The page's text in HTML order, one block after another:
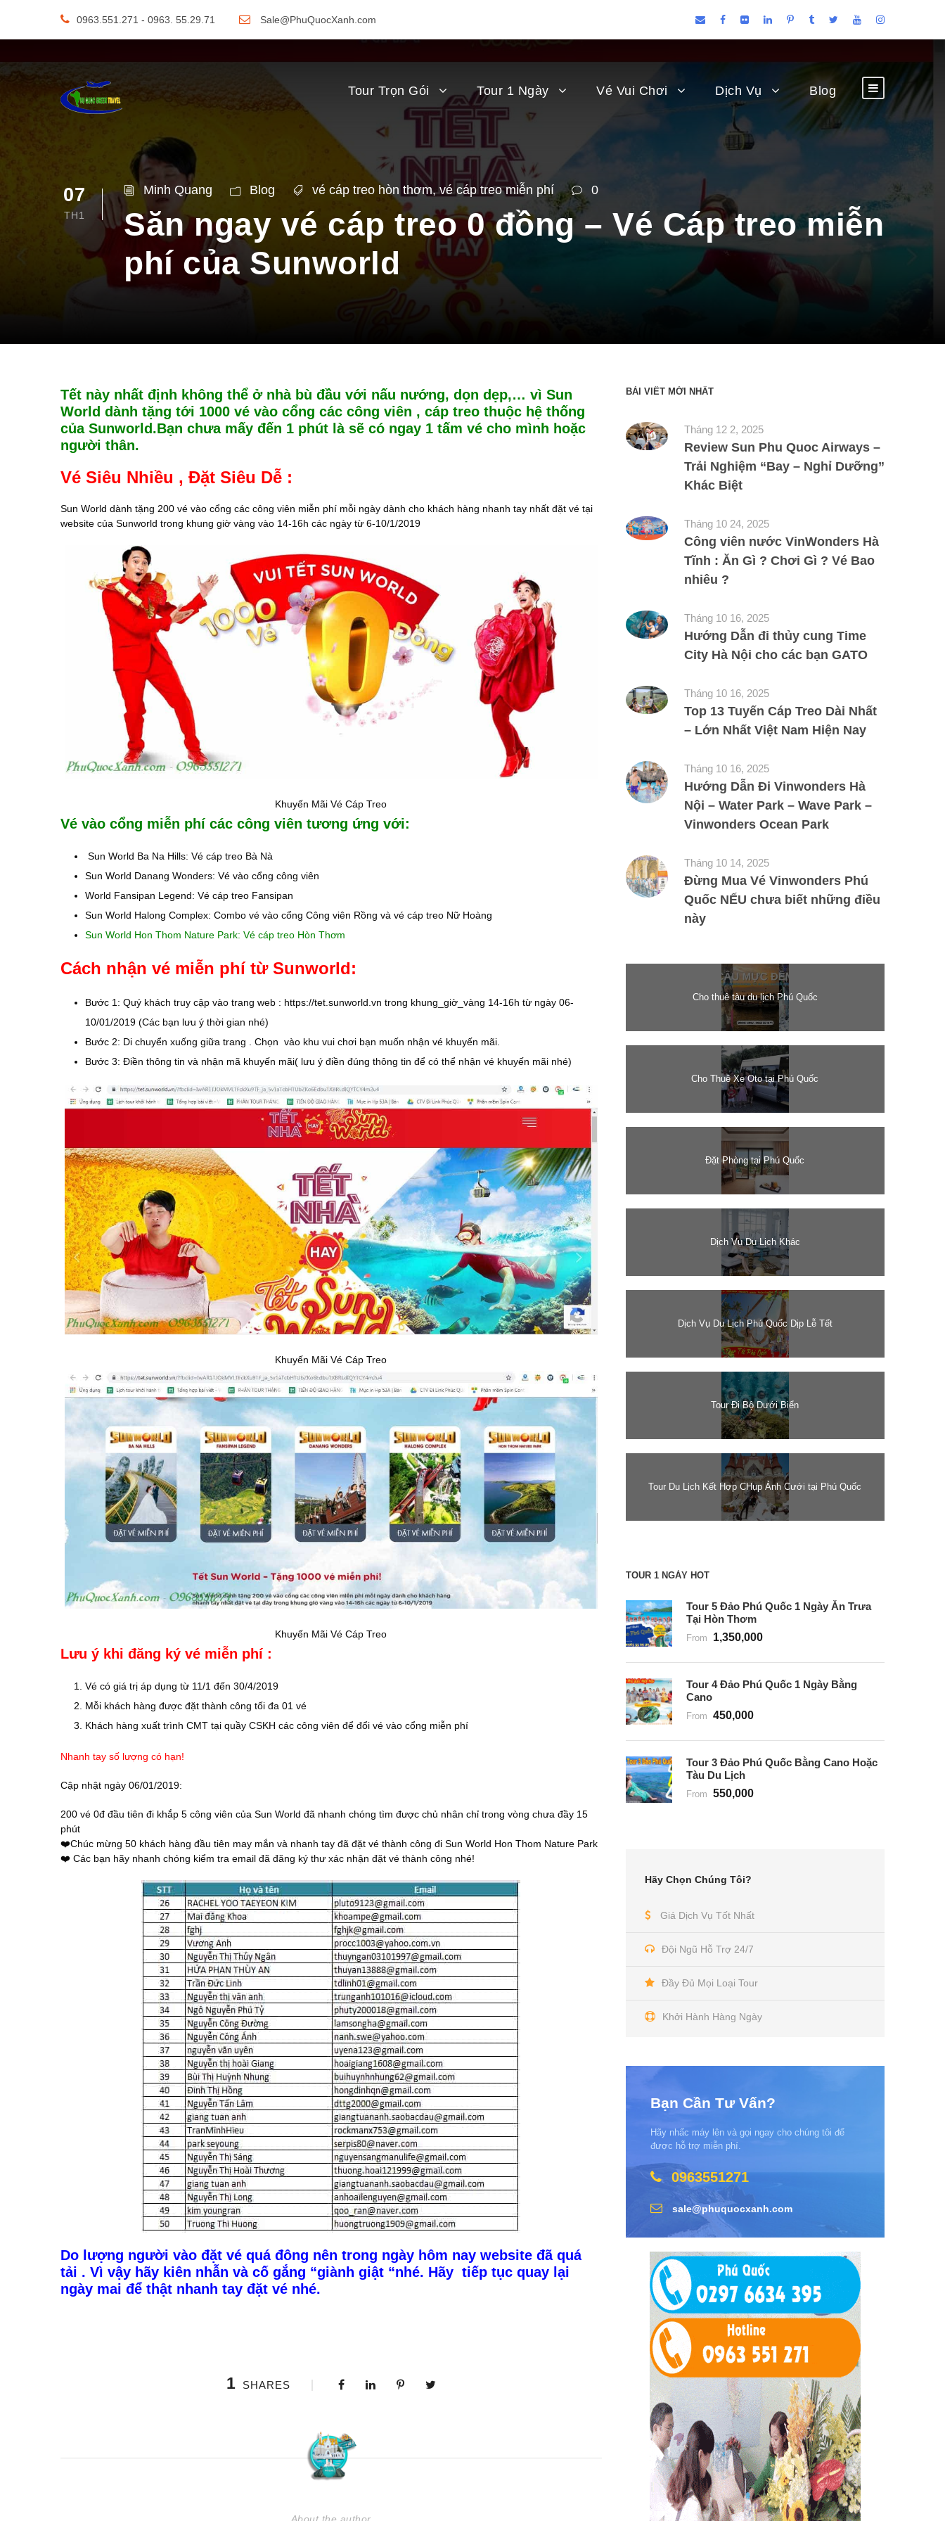
0963.551.271 - 0963. 55.29.71 Sale@PhuQuocXanh.com
Tour Trọn Gói Tour 1 Ngày Vé Vui Chơi Dịch Vụ Blog
07
TH1
Minh Quang Blog vé cáp treo hòn thơm, vé cáp treo miễn phí 0
Săn ngay vé cáp treo 0 đồng – Vé Cáp treo miễn
phí của Sunworld
Tết này nhất định không thể ở nhà bù đầu với nấu nướng, dọn dẹp,… vì Sun
World dành tặng tới 1000 vé vào cổng các công viên , cáp treo thuộc hệ thống
của Sunworld.Bạn chưa mấy đến 1 phút là sẽ có ngay 1 tấm vé cho mình hoặc
người thân.
Vé Siêu Nhiều , Đặt Siêu Dễ :
Sun World dành tặng 200 vé vào cổng các công viên miễn phí mỗi ngày dành cho khách hàng nhanh tay nhất đặt vé tại
website của Sunworld trong khung giờ vàng vào 14-16h các ngày từ 6-10/1/2019
Khuyến Mãi Vé Cáp Treo
Vé vào cổng miễn phí các công viên tương ứng với:
Sun World Ba Na Hills: Vé cáp treo Bà Nà
Sun World Danang Wonders: Vé vào cổng công viên
World Fansipan Legend: Vé cáp treo Fansipan
Sun World Halong Complex: Combo vé vào cổng Công viên Rồng và vé cáp treo Nữ Hoàng
Sun World Hon Thom Nature Park: Vé cáp treo Hòn Thơm
Cách nhận vé miễn phí từ Sunworld:
Bước 1: Quý khách truy cập vào trang web : https://tet.sunworld.vn trong khung_giờ_vàng 14-16h từ ngày 06-
10/01/2019 (Các bạn lưu ý thời gian nhé)
Bước 2: Di chuyển xuống giữa trang . Chọn vào khu vui chơi bạn muốn nhận vé khuyến mãi.
Bước 3: Điền thông tin và nhận mã khuyến mãi( lưu ý điền đúng thông tin để có thể nhận vé khuyến mãi nhé)
Khuyến Mãi Vé Cáp Treo
Khuyến Mãi Vé Cáp Treo
Lưu ý khi đăng ký vé miễn phí :
Vé có giá trị áp dụng từ 11/1 đến 30/4/2019
Mỗi khách hàng được đặt thành công tối đa 01 vé
Khách hàng xuất trình CMT tại quầy CSKH các công viên để đổi vé vào cổng miễn phí
Nhanh tay số lượng có hạn!
Cập nhật ngày 06/01/2019:
200 vé 0đ đầu tiên đi khắp 5 công viên của Sun World đã nhanh chóng tìm được chủ nhân chỉ trong vòng chưa đầy 15
phút
❤️Chúc mừng 50 khách hàng đầu tiên may mắn và nhanh tay đã đặt vé thành công đi Sun World Hon Thom Nature Park
❤️ Các bạn hãy nhanh chóng kiểm tra email đã đăng ký thư xác nhận đặt vé thành công nhé!
Do lượng người vào đặt vé quá đông nên trong ngày hôm nay website đã quá
tải . Vì vậy hãy kiên nhẫn và cố gắng “giành giật “nhé. Hãy tiếp tục quay lại
ngày mai để thật nhanh tay đặt vé nhé.
1 SHARES
BÀI VIẾT MỚI NHẤT
Tháng 12 2, 2025
Review Sun Phu Quoc Airways –
Trải Nghiệm “Bay – Nghỉ Dưỡng”
Khác Biệt
Tháng 10 24, 2025
Công viên nước VinWonders Hà
Tĩnh : Ăn Gì ? Chơi Gì ? Vé Bao
nhiêu ?
Tháng 10 16, 2025
Hướng Dẫn đi thủy cung Time
City Hà Nội cho các bạn GATO
Tháng 10 16, 2025
Top 13 Tuyến Cáp Treo Dài Nhất
– Lớn Nhất Việt Nam Hiện Nay
Tháng 10 16, 2025
Hướng Dẫn Đi Vinwonders Hà
Nội – Water Park – Wave Park –
Vinwonders Ocean Park
Tháng 10 14, 2025
Đừng Mua Vé Vinwonders Phú
Quốc NẾU chưa biết những điều
này
Cho thuê tàu du lịch Phú Quốc
Cho Thuê Xe Oto tại Phú Quốc
Đặt Phòng tại Phú Quốc
Dịch Vụ Du Lịch Khác
Dịch Vụ Du Lịch Phú Quốc Dịp Lễ Tết
Tour Đi Bộ Dưới Biển
Tour Du Lịch Kết Hợp CHụp Ảnh Cưới tại Phú Quốc
TOUR 1 NGÀY HOT
Tour 5 Đảo Phú Quốc 1 Ngày Ăn Trưa
Tại Hòn Thơm
From 1,350,000
Tour 4 Đảo Phú Quốc 1 Ngày Bằng
Cano
From 450,000
Tour 3 Đảo Phú Quốc Bằng Cano Hoặc
Tàu Du Lịch
From 550,000
Hãy Chọn Chúng Tôi?
Giá Dịch Vụ Tốt Nhất
Đội Ngũ Hỗ Trợ 24/7
Đầy Đủ Mọi Loại Tour
Khởi Hành Hàng Ngày
Bạn Cần Tư Vấn?
Hãy nhấc máy lên và gọi ngay cho chúng tôi để
được hỗ trợ miễn phí.
0963551271
sale@phuquocxanh.com